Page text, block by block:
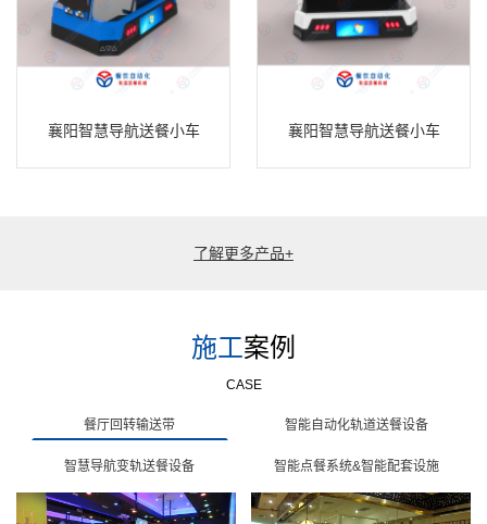
襄阳智慧导航送餐小车 襄阳智慧导航送餐小车
了解更多产品+
施工案例
CASE
餐厅回转输送带 智能自动化轨道送餐设备
智慧导航变轨送餐设备 智能点餐系统&智能配套设施